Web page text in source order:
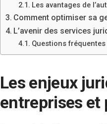
Les avantages de
Comment optimiser sa
L’avenir des services
Questions fréquentes
Les enjeux
entreprises